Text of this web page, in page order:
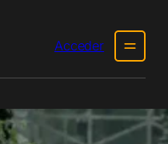
Acceder